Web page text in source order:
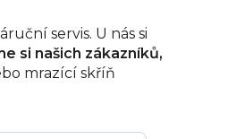
servis. U nás si
si našich zákazníků,
mrazící skříň